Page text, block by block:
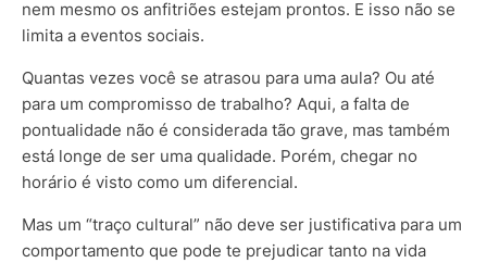
nem mesmo os anfitriões estejam prontos. E isso não se
limita a eventos sociais.
Quantas vezes você se atrasou para uma aula? Ou até
para um compromisso de trabalho? Aqui, a falta de
pontualidade não é considerada tão grave, mas também
está longe de ser uma qualidade. Porém, chegar no
horário é visto como um diferencial.
Mas um “traço cultural” não deve ser justificativa para um
comportamento que pode te prejudicar tanto na vida